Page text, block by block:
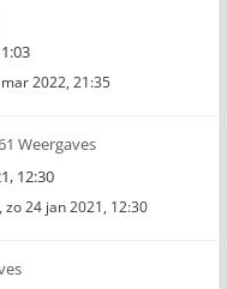
2022, 21:35
Weergaves
12:30
, zo 24 jan 2021, 12:30